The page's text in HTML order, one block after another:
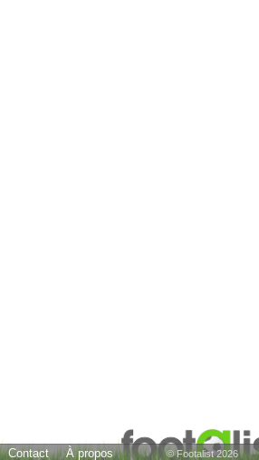
Contact
À propos
© Footalist 2026